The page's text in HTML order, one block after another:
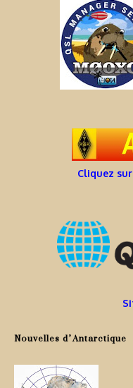
Cliquez
Nouvelles d’Antarctique